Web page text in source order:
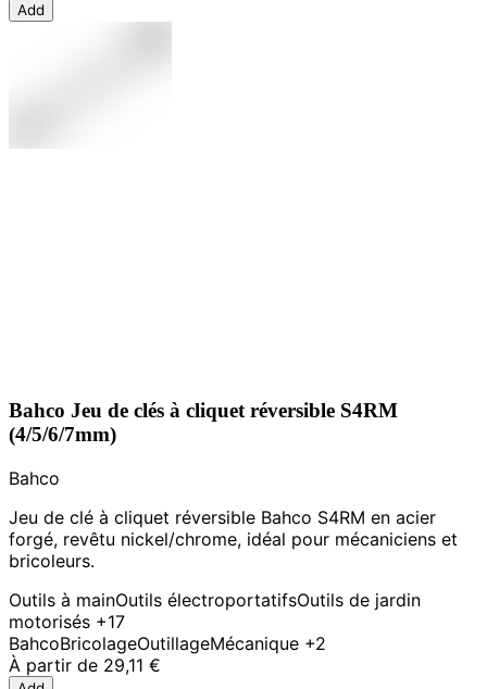
Add
Bahco Jeu de clés à cliquet réversible S4RM
(4/5/6/7mm)
Bahco
Jeu de clé à cliquet réversible Bahco S4RM en acier
forgé, revêtu nickel/chrome, idéal pour mécaniciens et
bricoleurs.
Outils à mainOutils électroportatifsOutils de jardin
motorisés +17
BahcoBricolageOutillageMécanique +2
À partir de 29,11 €